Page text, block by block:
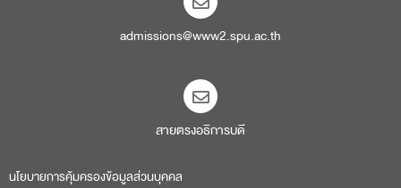
admissions@www2.spu.ac.th
สายตรงอธิการบดี​
นโยบายการคุ้มครองข้อมูลส่วนบุคคล